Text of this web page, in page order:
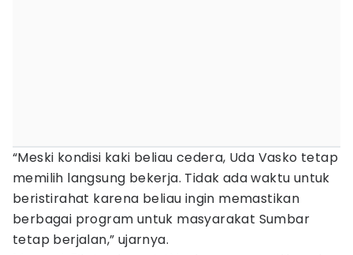
“Meski kondisi kaki beliau cedera, Uda Vasko tetap
memilih langsung bekerja. Tidak ada waktu untuk
beristirahat karena beliau ingin memastikan
berbagai program untuk masyarakat Sumbar
tetap berjalan,” ujarnya.